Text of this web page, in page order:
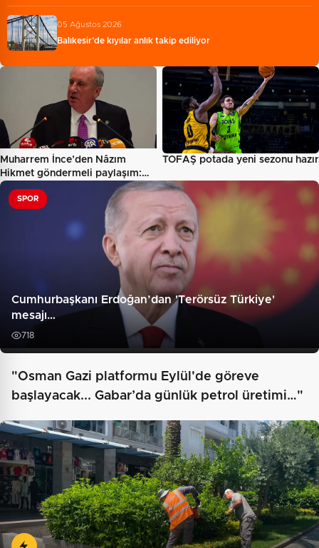
05 Ağustos 2026
Balıkesir’de kıyılar anlık takip ediliyor
Muharrem İnce’den Nâzım
Hikmet göndermeli paylaşım:…
TOFAŞ potada yeni sezonu hazır
SPOR
Cumhurbaşkanı Erdoğan’dan 'Terörsüz Türkiye'
mesajı…
718
"Osman Gazi platformu Eylül'de göreve
başlayacak... Gabar’da günlük petrol üretimi…"